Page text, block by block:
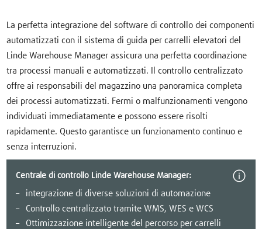
La perfetta integrazione del software di controllo dei componenti
automatizzati con il sistema di guida per carrelli elevatori del
Linde Warehouse Manager assicura una perfetta coordinazione
tra processi manuali e automatizzati. Il controllo centralizzato
offre ai responsabili del magazzino una panoramica completa
dei processi automatizzati. Fermi o malfunzionamenti vengono
individuati immediatamente e possono essere risolti
rapidamente. Questo garantisce un funzionamento continuo e
senza interruzioni.
Centrale di controllo Linde Warehouse Manager:
integrazione di diverse soluzioni di automazione
Controllo centralizzato tramite WMS, WES e WCS
Ottimizzazione intelligente del percorso per carrelli